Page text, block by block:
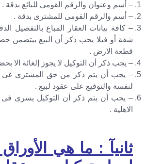
– أسم وعنوان والرقم القومى للبائع بدقة .
– أسم والرقم القومى للمشترى بدقة .
– كافة بيانات العقار المباع بالتفصيل
شقة أو فيلا يجب ذكر أن البيع بيتضمن
قطعة الارض .
– يجب ذكر أن التوكيل لا يجوز إلغائة الا
– يجب أن يتم ذكر من حق المشترى غى
لنفسة والتوقيع على عقود لبيع .
– يجب أن يتم ذكر أن التوكيل يسرى فى
الاهلية .
ثانيآ : ما هي